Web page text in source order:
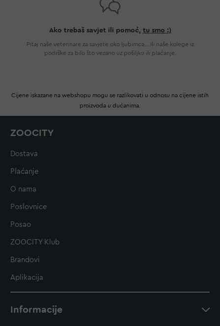
Ako trebaš savjet ili pomoć, tu smo :)
Pitaj naše veterinare za savjete oko ljubimca... Ili naše kolege iz
podrške za bilo što vezano uz pošiljku ili plaćanje.
Cijene iskazane na webshopu mogu se razlikovati u odnosu na cijene istih
proizvoda u dućanima.
ZOOCITY
Dostava
Plaćanje
O nama
Poslovnice
Posao
ZOOCITY Klub
Brandovi
Aplikacija
Informacije